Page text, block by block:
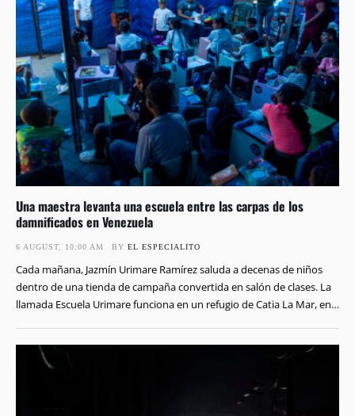
Una maestra levanta una escuela entre las carpas de los
damnificados en Venezuela
6 AUGUST, 10:00 AM BY EL ESPECIALITO
Cada mañana, Jazmín Urimare Ramírez saluda a decenas de niños
dentro de una tienda de campaña convertida en salón de clases. La
llamada Escuela Urimare funciona en un refugio de Catia La Mar, en